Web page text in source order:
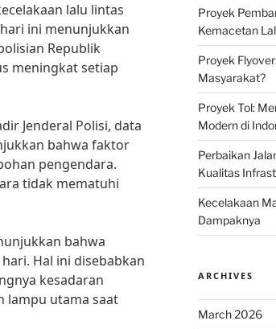
lalu lintas
ini menunjukkan
Republik
meningkat setiap
Jenderal Polisi, data
bahwa faktor
pengendara.
tidak mematuhi
bahwa
Hal ini disebabkan
kesadaran
lampu utama saat
Proyek
Kemacetan
Proyek
Masyarakat?
Proyek Tol:
Modern di
Perbaikan
Kualitas
Kecelakaan
Dampaknya
ARCHIVES
March 2026